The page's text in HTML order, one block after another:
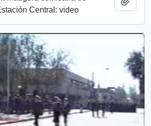
Central: video